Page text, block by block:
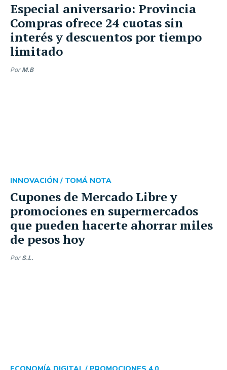
Especial aniversario: Provincia
Compras ofrece 24 cuotas sin
interés y descuentos por tiempo
limitado
Por M.B
Cupones de Mercado Libre y
promociones en supermercados
que pueden hacerte ahorrar miles
de pesos hoy
INNOVACIÓN / TOMÁ NOTA
Por S.L.